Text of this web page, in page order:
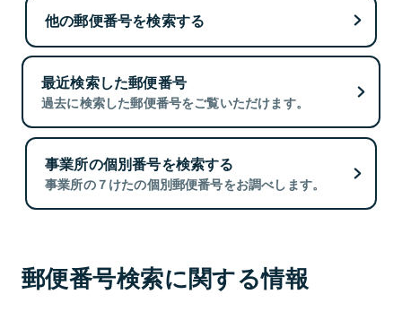
他の郵便番号を検索する
最近検索した郵便番号
過去に検索した郵便番号をご覧いただけます。
事業所の個別番号を検索する
事業所の７けたの個別郵便番号をお調べします。
郵便番号検索に関する情報